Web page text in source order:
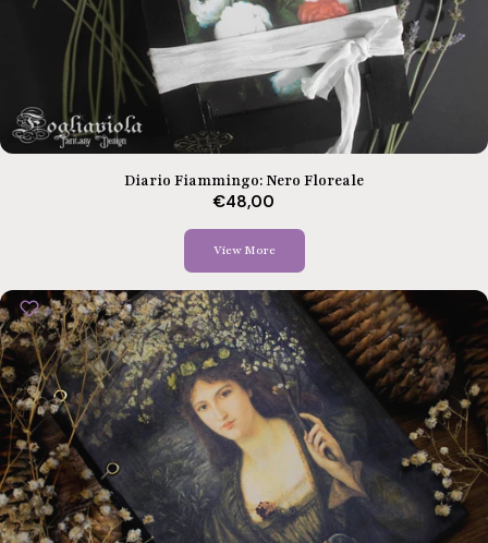
View More
Diario Fiammingo: Nero Floreale
€48,00